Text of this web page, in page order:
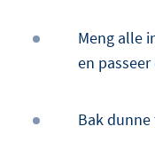
Meng alle
en
Bak